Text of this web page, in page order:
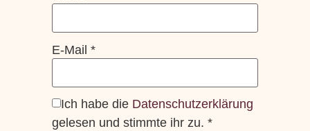
E-Mail *
Ich habe die Datenschutzerklärung
gelesen und stimmte ihr zu. *